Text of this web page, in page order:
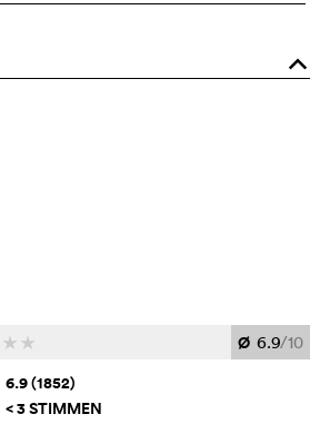
o
c c Ø 6.9/10
6.9 (1852)
< 3 STIMMEN